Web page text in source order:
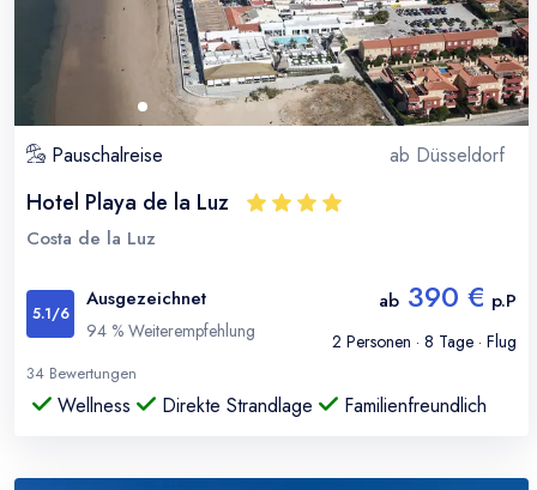
Pauschalreise ab Düsseldorf
Hotel Playa de la Luz
Costa de la Luz
5.1/6
Ausgezeichnet
94 % Weiterempfehlung
ab 390 € p.P
2 Personen · 8 Tage · Flug
34 Bewertungen
Wellness Direkte Strandlage Familienfreundlich